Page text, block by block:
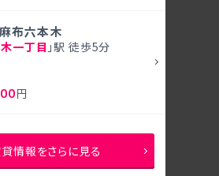
布六本木
一丁目 」駅 徒歩5分
円
情報をさらに見る